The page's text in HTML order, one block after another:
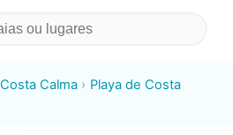
Costa Calma
Playa de Costa